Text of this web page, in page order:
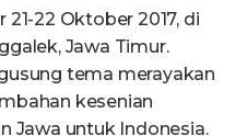
21-22 Oktober 2017, di
Jawa Timur.
tema merayakan
kesenian
Jawa untuk Indonesia.